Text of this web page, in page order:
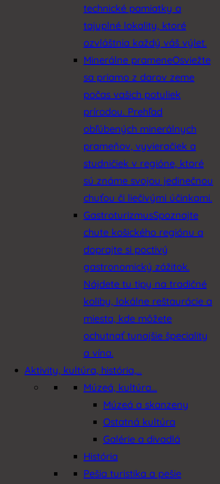
technické pamiatky a
tajuplné lokality, ktoré
ozvláštnia každý váš výlet.
Minerálne prameneOsviežte
sa priamo z darov zeme
počas vašich potuliek
prírodou. Prehľad
obľúbených minerálnych
prameňov, vyvieračiek a
studničiek v regióne, ktoré
sú známe svojou jedinečnou
chuťou či liečivými účinkami.
GastroturizmusSpoznajte
chute košického regiónu a
doprajte si poctivý
gastronomický zážitok.
Nájdete tu tipy na tradičné
koliby, lokálne reštaurácie a
miesta, kde môžete
ochutnať tunajšie špeciality
a vína.
Aktivity, kultúra, história,…
Múzeá, kultúra…
Múzeá a skanzeny
Ostatná kultúra
Galérie a divadlá
História
Pešia turistika a pešie